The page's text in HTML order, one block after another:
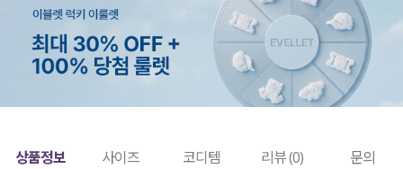
상품정보 사이즈 코디템 리뷰 (0) 문의